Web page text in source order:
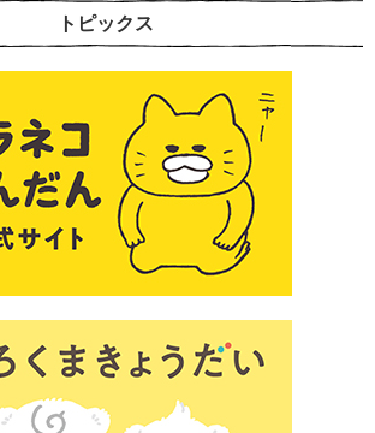
トピックス